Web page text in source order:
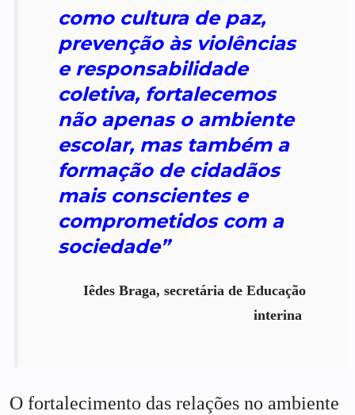
como cultura de paz,
prevenção às violências
e responsabilidade
coletiva, fortalecemos
não apenas o ambiente
escolar, mas também a
formação de cidadãos
mais conscientes e
comprometidos com a
sociedade”
Iêdes Braga, secretária de Educação
interina
O fortalecimento das relações no ambiente